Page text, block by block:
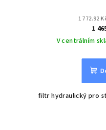
1 772.92
1
V centrálním
filtr hydraulický pro